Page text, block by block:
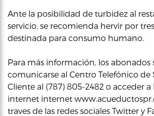
Ante la posibilidad de turbidez al
servicio, se recomienda hervir por
destinada para consumo humano.
Para más información, los abonados
comunicarse al Centro Telefónico de
Cliente al (787) 805-2482 o acceder
internet internet
traves de las redes sociales Twitter y